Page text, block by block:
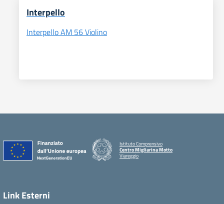
Interpello
Interpello AM 56 Violino
Istituto Comprensivo
Centro Migliarina Motto
Viareggio
Link Esterni